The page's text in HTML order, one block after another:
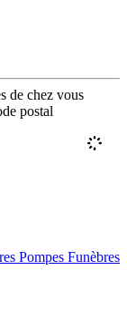
de chez vous
postal
Pompes Funèbres